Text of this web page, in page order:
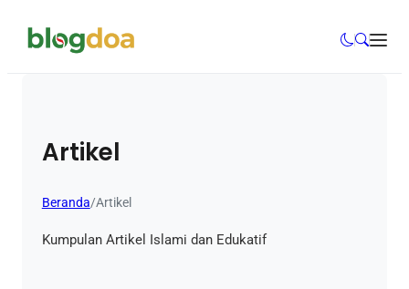
Artikel
Beranda/Artikel
Kumpulan Artikel Islami dan Edukatif